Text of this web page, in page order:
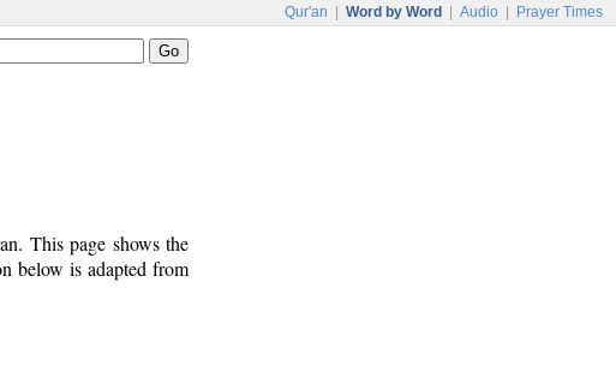
Qur'an Word by Word Audio Prayer Times
This page shows the
below is adapted from